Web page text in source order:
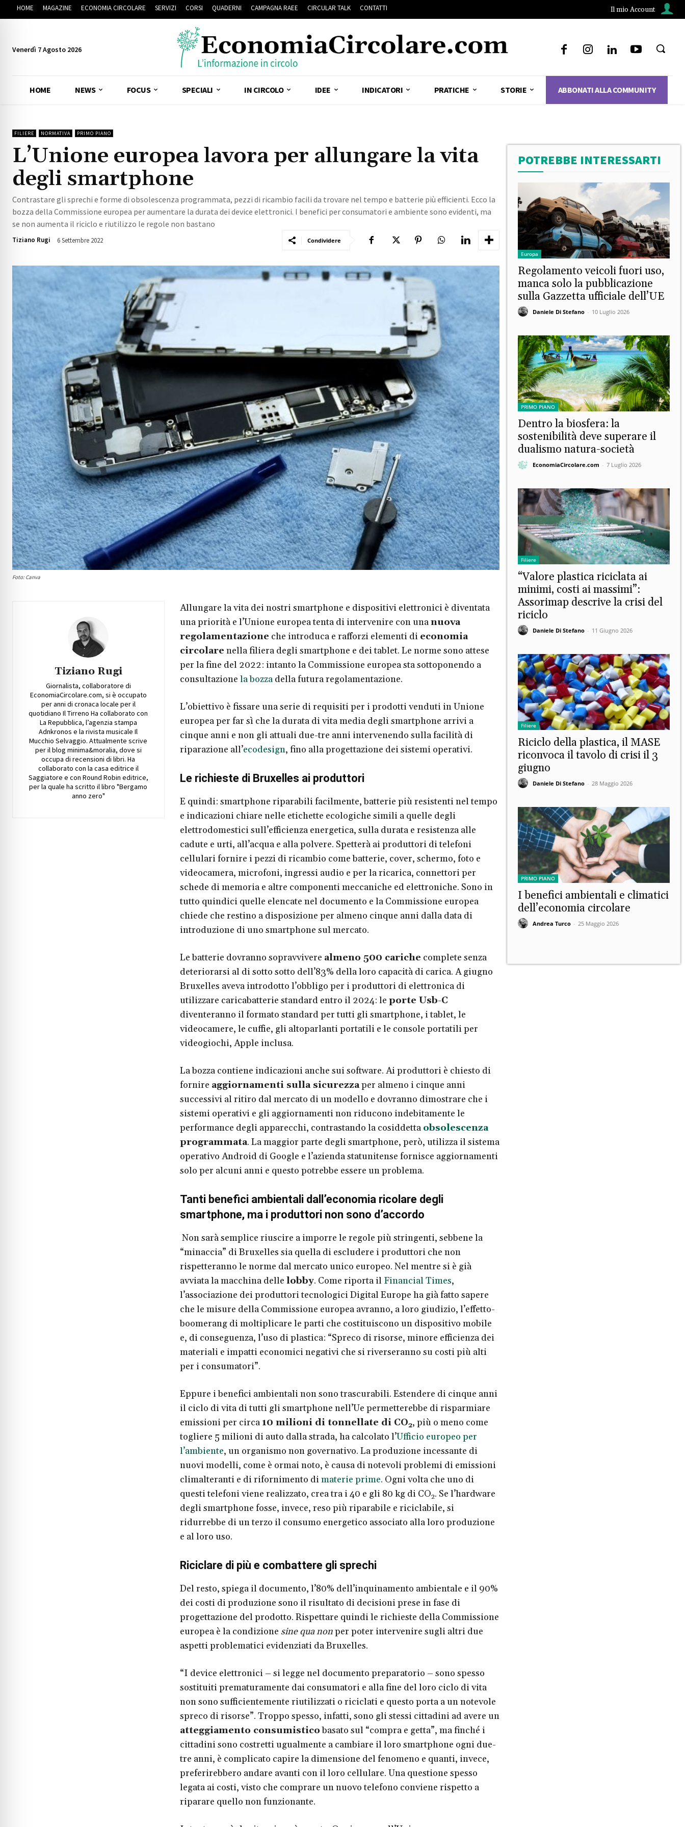
HOME MAGAZINE ECONOMIA CIRCOLARE SERVIZI CORSI QUADERNI CAMPAGNA RAEE CIRCULAR TALK CONTATTI Il mio Account
Venerdì 7 Agosto 2026
HOME NEWS FOCUS SPECIALI IN CIRCOLO IDEE INDICATORI PRATICHE STORIE ABBONATI ALLA COMMUNITY
FILIERE NORMATIVA PRIMO PIANO
L’Unione europea lavora per allungare la vita
degli smartphone
Contrastare gli sprechi e forme di obsolescenza programmata, pezzi di ricambio facili da trovare nel tempo e batterie più efficienti. Ecco la
bozza della Commissione europea per aumentare la durata dei device elettronici. I benefici per consumatori e ambiente sono evidenti, ma
se non aumenta il riciclo e riutilizzo le regole non bastano
Tiziano Rugi 6 Settembre 2022 Condividere
Foto: Canva
Tiziano Rugi
Giornalista, collaboratore di
EconomiaCircolare.com, si è occupato
per anni di cronaca locale per il
quotidiano Il Tirreno Ha collaborato con
La Repubblica, l’agenzia stampa
Adnkronos e la rivista musicale Il
Mucchio Selvaggio. Attualmente scrive
per il blog minima&moralia, dove si
occupa di recensioni di libri. Ha
collaborato con la casa editrice il
Saggiatore e con Round Robin editrice,
per la quale ha scritto il libro "Bergamo
anno zero"
Allungare la vita dei nostri smartphone e dispositivi elettronici è diventata
una priorità e l’Unione europea tenta di intervenire con unanuova
regolamentazione che introduca e rafforzi elementi di economia
circolare nella filiera degli smartphone e dei tablet. Le norme sono attese
per la fine del 2022: intanto la Commissione europea sta sottoponendo a
consultazione la bozza della futura regolamentazione.
L’obiettivo è fissare una serie di requisiti per i prodotti venduti in Unione
europea per far sì che la durata di vita media degli smartphone arrivi a
cinque anni e non gli attuali due-tre anni intervenendo sulla facilità di
riparazione all’ecodesign, fino alla progettazione dei sistemi operativi.
Le richieste di Bruxelles ai produttori
E quindi: smartphone riparabili facilmente, batterie più resistenti nel tempo
e indicazioni chiare nelle etichette ecologiche simili a quelle degli
elettrodomestici sull’efficienza energetica, sulla durata e resistenza alle
cadute e urti, all’acqua e alla polvere. Spetterà ai produttori di telefoni
cellulari fornire i pezzi di ricambio come batterie, cover, schermo, foto e
videocamera, microfoni, ingressi audio e per la ricarica, connettori per
schede di memoria e altre componenti meccaniche ed elettroniche. Sono in
tutto quindici quelle elencate nel documento e la Commissione europea
chiede che restino a disposizione per almeno cinque anni dalla data di
introduzione di uno smartphone sul mercato.
Le batterie dovranno sopravvivere almeno 500 cariche complete senza
deteriorarsi al di sotto sotto dell’83% della loro capacità di carica. A giugno
Bruxelles aveva introdotto l’obbligo per i produttori di elettronica di
utilizzare caricabatterie standard entro il 2024: le porte Usb-C
diventeranno il formato standard per tutti gli smartphone, i tablet, le
videocamere, le cuffie, gli altoparlanti portatili e le console portatili per
videogiochi, Apple inclusa.
La bozza contiene indicazioni anche sui software. Ai produttori è chiesto di
fornire aggiornamenti sulla sicurezzaper almeno i cinque anni
successivi al ritiro dal mercato di un modello e dovranno dimostrare che i
sistemi operativi e gli aggiornamenti non riducono indebitamente le
performance degli apparecchi, contrastando la cosiddetta obsolescenza
programmata. La maggior parte degli smartphone, però, utilizza il sistema
operativo Android di Google e l’azienda statunitense fornisce aggiornamenti
solo per alcuni anni e questo potrebbe essere un problema.
Tanti benefici ambientali dall’economia ricolare degli
smartphone, ma i produttori non sono d’accordo
Non sarà semplice riuscire a imporre le regole più stringenti, sebbene la
“minaccia” di Bruxelles sia quella di escludere i produttori che non
rispetteranno le norme dal mercato unico europeo. Nel mentre si è già
avviata la macchina delle lobby. Come riporta il Financial Times,
l’associazione dei produttori tecnologici Digital Europe ha già fatto sapere
che le misure della Commissione europea avranno, a loro giudizio, l’effetto-
boomerang di moltiplicare le parti che costituiscono un dispositivo mobile
e, di conseguenza, l’uso di plastica: “Spreco di risorse, minore efficienza dei
materiali e impatti economici negativi che si riverseranno su costi più alti
per i consumatori”.
Eppure i benefici ambientali non sono trascurabili. Estendere di cinque anni
il ciclo di vita di tutti gli smartphone nell’Ue permetterebbe di risparmiare
emissioni per circa 10 milioni di tonnellate di CO2, più o meno come
togliere 5 milioni di auto dalla strada, ha calcolato l’Ufficio europeo per
l’ambiente, un organismo non governativo. La produzione incessante di
nuovi modelli, come è ormai noto, è causa di notevoli problemi di emissioni
climalteranti e di rifornimento dimaterie prime. Ogni volta che uno di
questi telefoni viene realizzato, crea tra i 40 e gli 80 kg di CO2. Se l’hardware
degli smartphone fosse, invece, reso più riparabile e riciclabile, si
ridurrebbe di un terzo il consumo energetico associato alla loro produzione
e al loro uso.
Riciclare di più e combattere gli sprechi
Del resto, spiega il documento, l’80% dell’inquinamento ambientale e il 90%
dei costi di produzione sono il risultato di decisioni prese in fase di
progettazione del prodotto. Rispettare quindi le richieste della Commissione
europea è la condizione sine qua nonper poter intervenire sugli altri due
aspetti problematici evidenziati da Bruxelles.
“I device elettronici – si legge nel documento preparatorio – sono spesso
sostituiti prematuramente dai consumatori e alla fine del loro ciclo di vita
non sono sufficientemente riutilizzati o riciclati e questo porta a un notevole
spreco di risorse”. Troppo spesso, infatti, sono gli stessi cittadini ad avere un
atteggiamento consumisticobasato sul “compra e getta”, ma finché i
cittadini sono costretti ugualmente a cambiare il loro smartphone ogni due-
tre anni, è complicato capire la dimensione del fenomeno e quanti, invece,
preferirebbero andare avanti con il loro cellulare. Una questione spesso
legata ai costi, visto che comprare un nuovo telefono conviene rispetto a
riparare quello non funzionante.
POTREBBE INTERESSARTI
Europa
Regolamento veicoli fuori uso,
manca solo la pubblicazione
sulla Gazzetta ufficiale dell’UE
Daniele Di Stefano - 10 Luglio 2026
PRIMO PIANO
Dentro la biosfera: la
sostenibilità deve superare il
dualismo natura-società
EconomiaCircolare.com - 7 Luglio 2026
Filiere
“Valore plastica riciclata ai
minimi, costi ai massimi”:
Assorimap descrive la crisi del
riciclo
Daniele Di Stefano - 11 Giugno 2026
Filiere
Riciclo della plastica, il MASE
riconvoca il tavolo di crisi il 3
giugno
Daniele Di Stefano - 28 Maggio 2026
PRIMO PIANO
I benefici ambientali e climatici
dell’economia circolare
Andrea Turco - 25 Maggio 2026